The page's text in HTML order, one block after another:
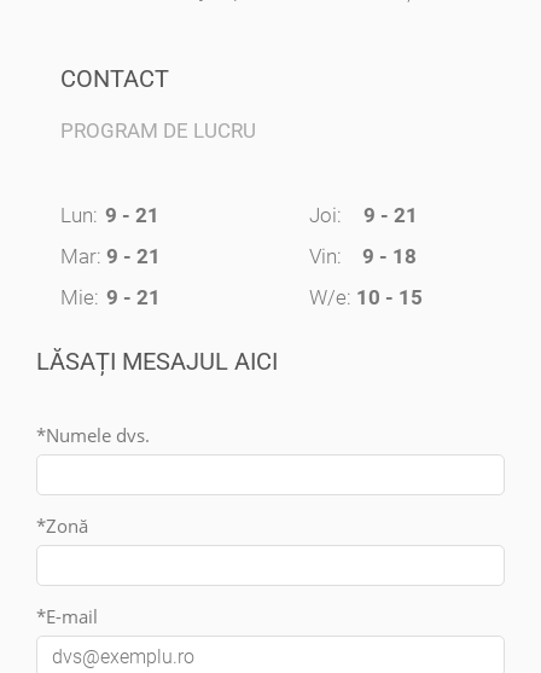
CONTACT
PROGRAM DE LUCRU
Lun: 9 - 21
Mar: 9 - 21
Mie: 9 - 21
Joi:
9 - 21
Vin:
9 - 18
W/e: 10 - 15
LĂSAȚI MESAJUL AICI
*Numele dvs.
*Zonă
*E-mail